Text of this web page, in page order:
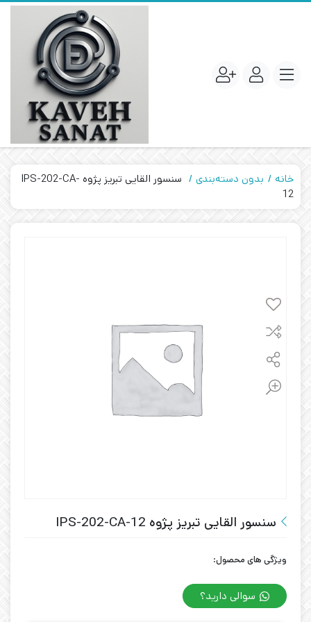
خانه بدون دسته‌بندی
سنسور القایی تبریز پژوه IPS-202-CA-
12
سنسور القایی تبریز پژوه IPS-202-CA-12
ویژگی های محصول:
سوالی دارید؟